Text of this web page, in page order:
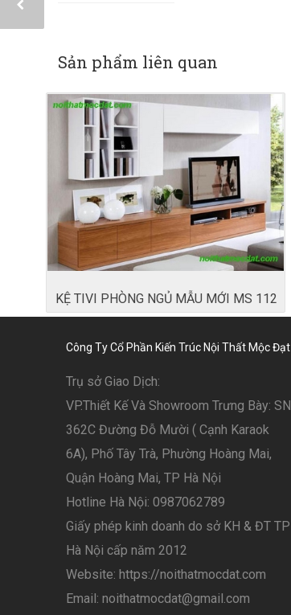
Sản phẩm liên quan
KỆ TIVI PHÒNG NGỦ MẪU MỚI MS 112
Công Ty Cổ Phần Kiến Trúc Nội Thất Mộc Đạt
Trụ sở Giao Dịch:
VP.Thiết Kế Và Showroom Trưng Bày: SN
362C Đường Đỗ Mười ( Cạnh Karaok
6A), Phố Tây Trà, Phường Hoàng Mai,
Quận Hoàng Mai, TP Hà Nội
Hotline Hà Nội: 0987062789
Giấy phép kinh doanh do sở KH & ĐT TP
Hà Nội cấp năm 2012
Website: https://noithatmocdat.com
Email: noithatmocdat@gmail.com